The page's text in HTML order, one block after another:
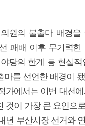
원의 불출마 배경을
패배 이후 무기력한
당의 한계 등 현실적
마를 선언한 배경이
가에서는 이번 대선
것이 가장 큰 요인으
년 부산시장 선거와